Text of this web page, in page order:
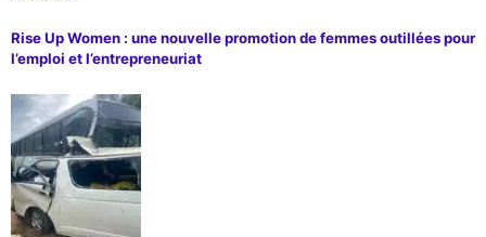
Rise Up Women : une nouvelle promotion de femmes outillées pour
l’emploi et l’entrepreneuriat